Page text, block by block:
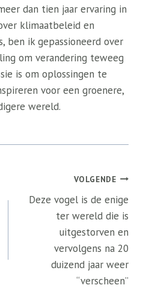
dan tien jaar ervaring in
klimaatbeleid en
ben ik gepassioneerd over
om verandering teweeg
is om oplossingen te
voor een groenere,
wereld.
VOLGENDE
Deze vogel is de enige
ter wereld die is
uitgestorven en
vervolgens na 20
duizend jaar weer
“verscheen”